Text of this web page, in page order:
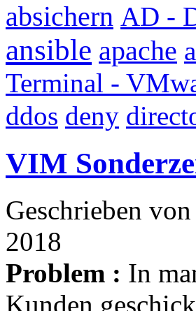
absichern AD -
ansible apache
Terminal -
ddos deny
VIM
Geschrieben von
2018
Problem : In
Kunden